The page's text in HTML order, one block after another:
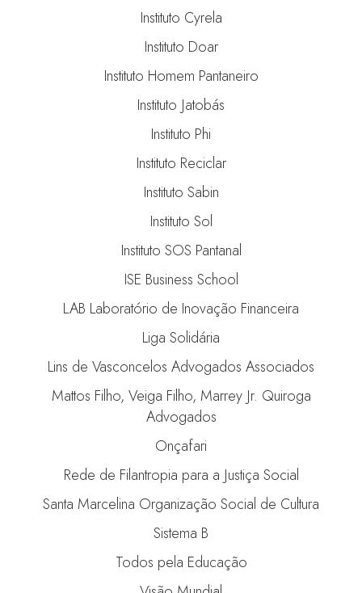
Instituto Cyrela
Instituto Doar
Instituto Homem Pantaneiro
Instituto Jatobás
Instituto Phi
Instituto Reciclar
Instituto Sabin
Instituto Sol
Instituto SOS Pantanal
ISE Business School
LAB Laboratório de Inovação Financeira
Liga Solidária
Lins de Vasconcelos Advogados Associados
Mattos Filho, Veiga Filho, Marrey Jr. Quiroga
Advogados
Onçafari
Rede de Filantropia para a Justiça Social
Santa Marcelina Organização Social de Cultura
Sistema B
Todos pela Educação